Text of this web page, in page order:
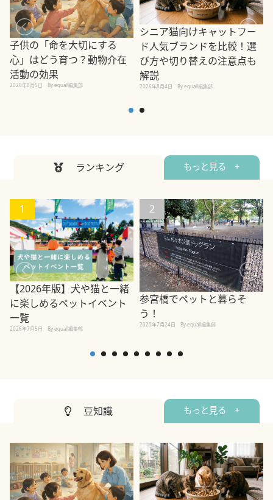
子供の「命を大切にする
心」はどう育つ？動物介在
活動の効果
2026年8月5日 By equall編集部
シニア猫向けキャットフー
ド人気ブランドを比較！選
び方や切り替えの注意点も
解説
2026年8月4日 By equall編集部
ランキング もっと見る +
1
【2026年版】犬や猫と一緒
に楽しめるペットイベント
一覧
2026年7月5日 By equall編集部
2
参宮橋でペットと暮らそ
う！
2020年7月24日 By equall編集部
豆知識 もっと見る +